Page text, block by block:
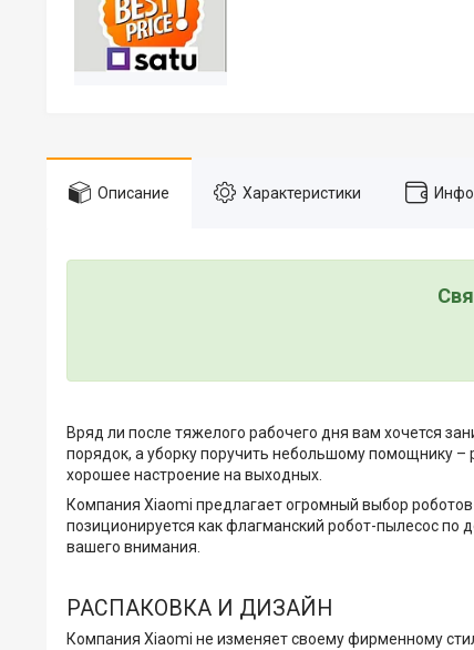
Описание Характеристики
Вряд ли после тяжелого рабочего дня вам хочется
порядок, а уборку поручить небольшому помощнику –
хорошее настроение на выходных.
Компания Xiaomi предлагает огромный выбор
позиционируется как флагманский робот-пылесос по
вашего внимания.
РАСПАКОВКА И ДИЗАЙН
Компания Xiaomi не изменяет своему фирменному